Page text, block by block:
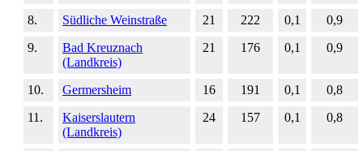
8.
Südliche Weinstraße 21 222 0,1
0,9
9.
Bad Kreuznach
(Landkreis)
21 176 0,1 0,9
10. Germersheim 16 191 0,1
0,8
11.
Kaiserslautern
(Landkreis)
24 157 0,1 0,8